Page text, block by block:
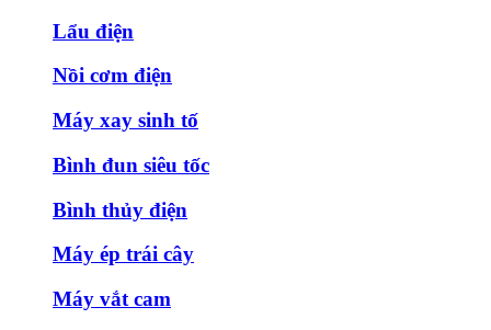
Lẩu điện
Nồi cơm điện
Máy xay sinh tố
Bình đun siêu tốc
Bình thủy điện
Máy ép trái cây
Máy vắt cam